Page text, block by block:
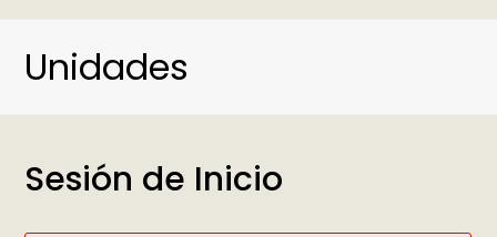
Unidades
Sesión de Inicio